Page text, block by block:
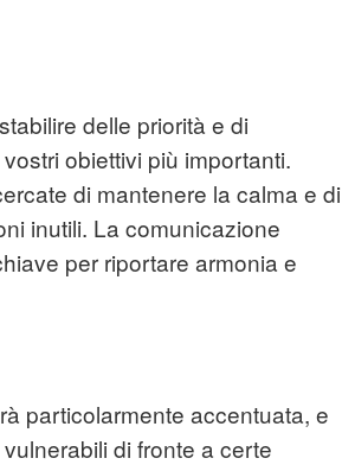
delle priorità e di
obiettivi più importanti.
di mantenere la calma e di
inutili. La comunicazione
per riportare armonia e
particolarmente accentuata, e
di fronte a certe